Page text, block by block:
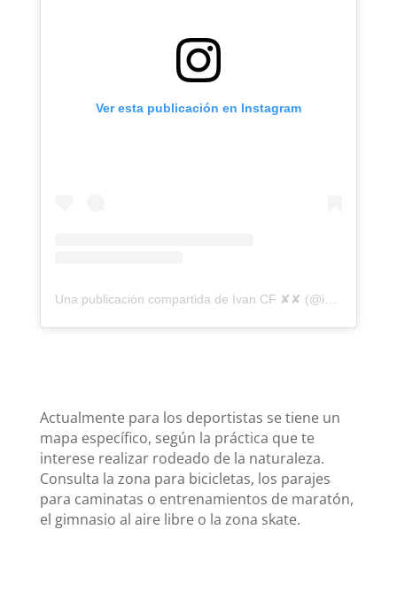
Ver esta publicación en Instagram
Actualmente para los deportistas se tiene un
mapa específico, según la práctica que te
interese realizar rodeado de la naturaleza.
Consulta la zona para bicicletas, los parajes
para caminatas o entrenamientos de maratón,
el gimnasio al aire libre o la zona skate.